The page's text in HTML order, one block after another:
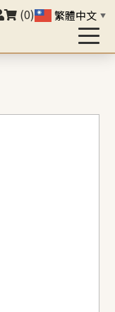
(0) 繁體中文 ▼